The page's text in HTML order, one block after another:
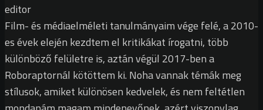
editor
Film- és médiaelméleti tanulmányaim vége felé, a 2010-
es évek elején kezdtem el kritikákat írogatni, több
különböző felületre is, aztán végül 2017-ben a
Roboraptornál kötöttem ki. Noha vannak témák meg
stílusok, amiket különösen kedvelek, és nem feltétlen